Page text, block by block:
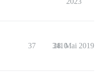
37 3410
28. Mai 2019